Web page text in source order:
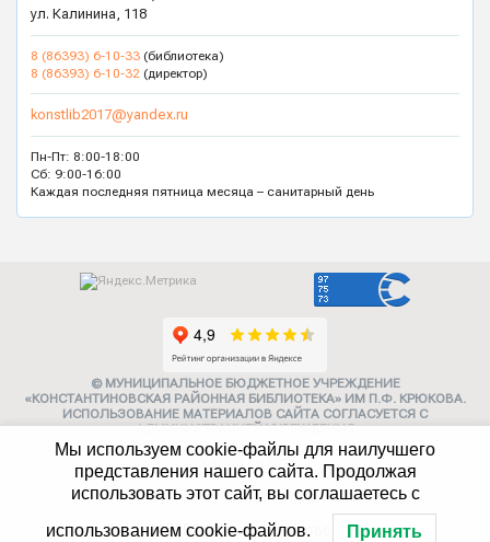
ул. Калинина, 118
8 (86393) 6-10-33 (библиотека)
8 (86393) 6-10-32 (директор)
konstlib2017@yandex.ru
Пн-Пт: 8:00-18:00
Сб: 9:00-16:00
Каждая последняя пятница месяца – санитарный день
Мы используем cookie-файлы для наилучшего
представления нашего сайта. Продолжая
использовать этот сайт, вы соглашаетесь с
использованием cookie-файлов. Принять
© МУНИЦИПАЛЬНОЕ БЮДЖЕТНОЕ УЧРЕЖДЕНИЕ
«КОНСТАНТИНОВСКАЯ РАЙОННАЯ БИБЛИОТЕКА» ИМ П.Ф. КРЮКОВА.
ИСПОЛЬЗОВАНИЕ МАТЕРИАЛОВ САЙТА СОГЛАСУЕТСЯ С
АДМИНИСТРАЦИЕЙ УЧРЕЖДЕНИЯ
Карта сайта
Политика конфиденциальности
347252, г. Константиновск,